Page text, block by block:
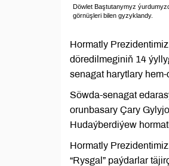
Döwlet Baştutanymyz
görnüşleri bilen gyzyklandy.
Hormatly
döredilmeginiň 14
senagat harytlary
Söwda-senagat
orunbasary Çary
Hudaýberdiýew
Hormatly
“Rysgal” paýdarlar